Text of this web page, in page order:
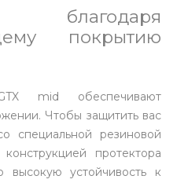
благодаря
покрытию
mid обеспечивают
Чтобы защитить вас
специальной резиновой
протектора
высокую устойчивость к